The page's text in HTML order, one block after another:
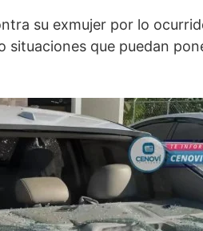
su exmujer por lo
que puedan